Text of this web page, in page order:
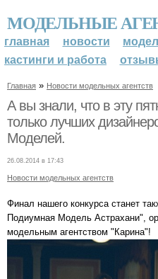
МОДЕЛЬНЫЕ
главная новости
кастинги и работа
Главная » Новости модельных агентств
А вы знали, что в эту
только лучших
Моделей.
26.08.2014 в 17:43
Новости модельных агентств
Финал нашего конкурса станет
Подиумная Модель Астрахани",
модельным агентством "Карина"!